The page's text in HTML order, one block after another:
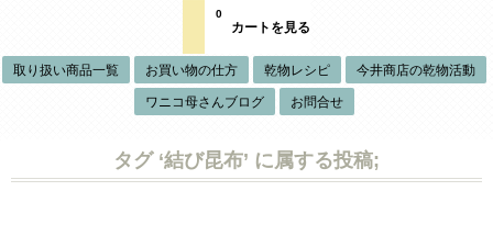
カートを見る
0
取り扱い商品一覧 お買い物の仕方 乾物レシピ 今井商店の乾物活動
ワニコ母さんブログ お問合せ
タグ ‘結び昆布’ に属する投稿;